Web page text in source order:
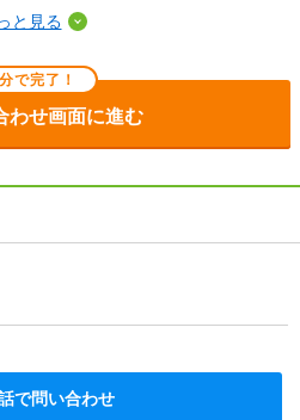
乱川駅 歩20分
ントインシュア利用必 初回保証料賃料等
と見る
で完了！
わせ画面に進む
で問い合わせ